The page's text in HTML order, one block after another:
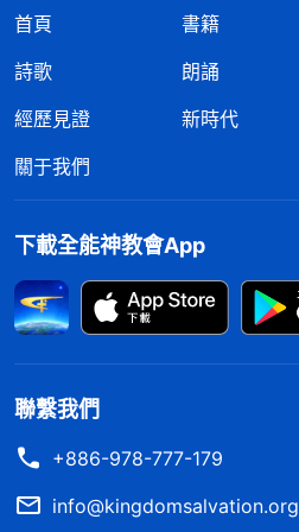
首頁 書籍
詩歌
朗誦
經歷見證
新時代
關于我們
下載全能神教會App
聯繫我們
+886-978-777-179
info@kingdomsalvation.org